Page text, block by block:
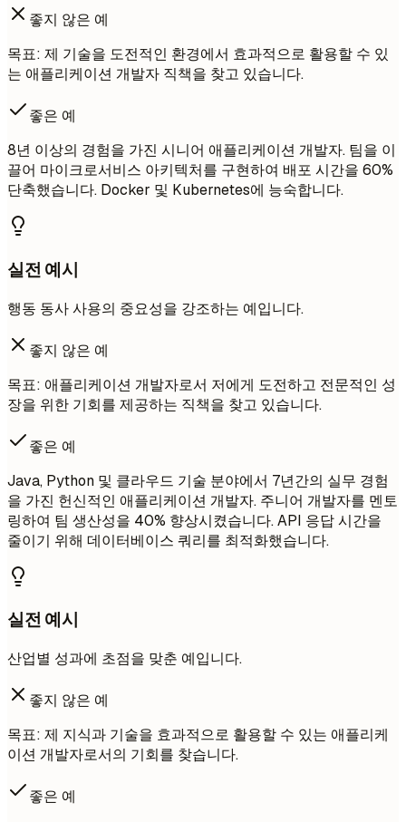
좋지 않은 예
목표: 제 기술을 도전적인 환경에서 효과적으로 활용할 수 있
는 애플리케이션 개발자 직책을 찾고 있습니다.
좋은 예
8년 이상의 경험을 가진 시니어 애플리케이션 개발자. 팀을 이
끌어 마이크로서비스 아키텍처를 구현하여 배포 시간을 60%
단축했습니다. Docker 및 Kubernetes에 능숙합니다.
실전 예시
행동 동사 사용의 중요성을 강조하는 예입니다.
좋지 않은 예
목표: 애플리케이션 개발자로서 저에게 도전하고 전문적인 성
장을 위한 기회를 제공하는 직책을 찾고 있습니다.
좋은 예
Java, Python 및 클라우드 기술 분야에서 7년간의 실무 경험
을 가진 헌신적인 애플리케이션 개발자. 주니어 개발자를 멘토
링하여 팀 생산성을 40% 향상시켰습니다. API 응답 시간을
줄이기 위해 데이터베이스 쿼리를 최적화했습니다.
실전 예시
산업별 성과에 초점을 맞춘 예입니다.
좋지 않은 예
목표: 제 지식과 기술을 효과적으로 활용할 수 있는 애플리케
이션 개발자로서의 기회를 찾습니다.
좋은 예